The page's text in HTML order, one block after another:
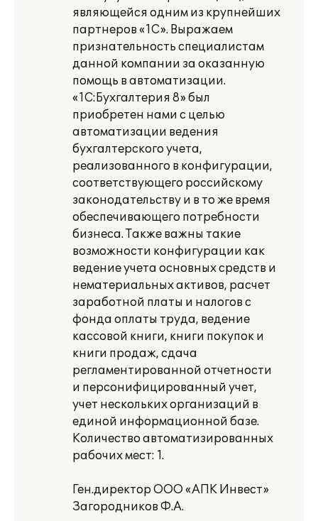
являющейся одним из крупнейших
партнеров «1С». Выражаем
признательность специалистам
данной компании за оказанную
помощь в автоматизации.
«1С:Бухгалтерия 8» был
приобретен нами с целью
автоматизации ведения
бухгалтерского учета,
реализованного в конфигурации,
соответствующего российскому
законодательству и в то же время
обеспечивающего потребности
бизнеса. Также важны такие
возможности конфигурации как
ведение учета основных средств и
нематериальных активов, расчет
заработной платы и налогов с
фонда оплаты труда, ведение
кассовой книги, книги покупок и
книги продаж, сдача
регламентированной отчетности
и персонифицированный учет,
учет нескольких организаций в
единой информационной базе.
Количество автоматизированных
рабочих мест: 1.
Ген.директор ООО «АПК Инвест»
Загородников Ф.А.